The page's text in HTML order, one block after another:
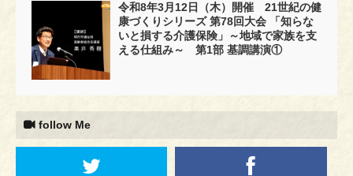
令和8年3月12日（木）開催 21世紀の健
康づくりシリーズ 第78回大会 「知らな
いと損する介護保険」～地域で家族を支
える仕組み～ 第1部 基調講演①
follow Me